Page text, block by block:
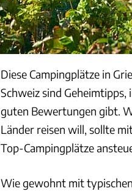
Diese Campingplätze in
Schweiz sind
guten Bewertungen gibt.
Länder reisen will, sollte
Top-Campingplätze
Wie gewohnt mit